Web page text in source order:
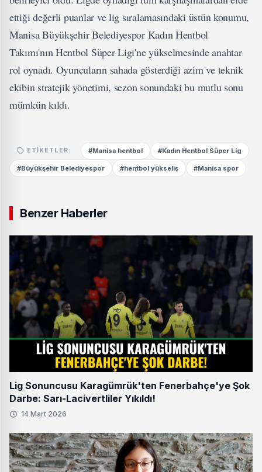
ettiği değerli puanlar ve lig sıralamasındaki üstün konumu,
Manisa Büyükşehir Belediyespor Kadın Hentbol
Takımı'nın Hentbol Süper Ligi'ne yükselmesinde anahtar
rol oynadı. Oyuncuların sahada gösterdiği azim ve teknik
ekibin stratejik yönetimi, sezon sonundaki bu mutlu sonu
mümkün kıldı.
ETIKETLER: #Manisa hentbol #Kadın Hentbol Süper Lig
#Büyükşehir Belediyespor #hentbol yükseliş #Manisa spor
Benzer Haberler
Lig Sonuncusu Karagümrük'ten Fenerbahçe'ye Şok
Darbe: Sarı-Lacivertliler Yıkıldı!
14 Mart 2026